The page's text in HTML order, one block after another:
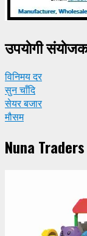
उपयाेगी
विनिमय दर
सुन चाँदि
सेयर बजार
मौसम
Nuna